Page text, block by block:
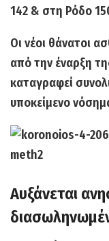
142 & στη Ρόδο
Οινέοι θάνατοι
από την έναρξη
καταγραφεί
υποκείμενο
Αυξάνεται